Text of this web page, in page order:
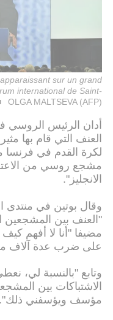
sur un grand
international de Saint-
OLGA MALTSEVA (AFP)
أدان الرئيس الروسي
مشجع روسي من
الانجليز".
وقال بوتين في
"العنف بين المشجعين
على ضرب عدة آلاف
وتابع "بالنسبة لي،
مؤسف ويؤسفني ذلك".